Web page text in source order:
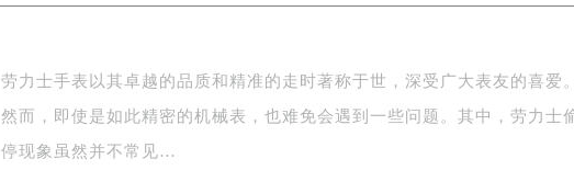
劳力士手表以其卓越的品质和精准的走时著称于世，深受广大表友的喜爱。
然而，即使是如此精密的机械表，也难免会遇到一些问题。其中，劳力士
停现象虽然并不常见…